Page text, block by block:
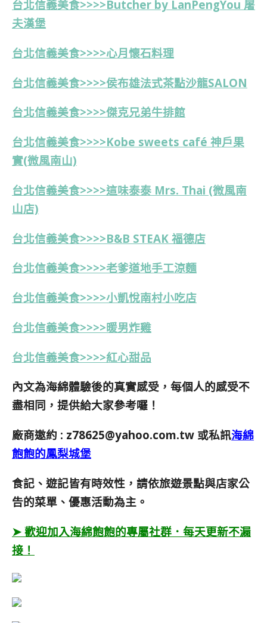
台北信義美食>>>>Butcher by LanPengYou 屠
夫漢堡
台北信義美食>>>>心月懷石料理
台北信義美食>>>>侯布雄法式茶點沙龍SALON
台北信義美食>>>>傑克兄弟牛排館
台北信義美食>>>>Kobe sweets café 神戶果
實(微風南山)
台北信義美食>>>>這味泰泰 Mrs. Thai (微風南
山店)
台北信義美食>>>>B&B STEAK 福德店
台北信義美食>>>>老爹道地手工涼麵
台北信義美食>>>>小凱悅南村小吃店
台北信義美食>>>>暖男炸雞
台北信義美食>>>>紅心甜品
內文為海綿體驗後的真實感受，每個人的感受不
盡相同，提供給大家參考囉！
廠商邀約 : z78625@yahoo.com.tw 或私訊海綿
飽飽的鳳梨城堡
食記、遊記皆有時效性，請依旅遊景點與店家公
告的菜單、優惠活動為主。
➤ 歡迎加入海綿飽飽的專屬社群．每天更新不漏
接！